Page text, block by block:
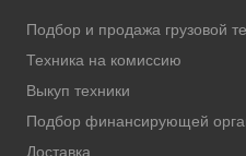
Подбор и продажа грузовой
Техника на комиссию
Выкуп техники
Подбор финансирующей
Доставка